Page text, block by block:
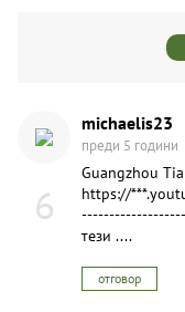
6
michaelis23
преди 5 години
Guangzhou
https://
тези ....
отговор